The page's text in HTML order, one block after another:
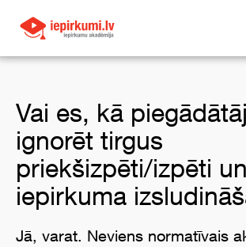
Vai es, kā
ignorēt tirgus
priekšizpēti/izpēti
iepirkuma
Jā, varat. Neviens normatīvais